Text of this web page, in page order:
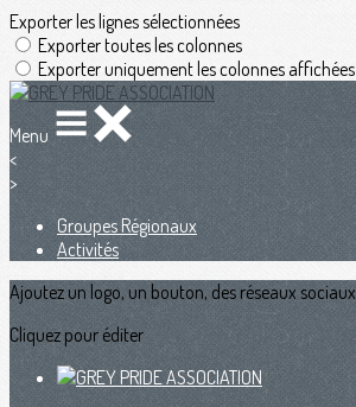
Exporter les lignes sélectionnées
Exporter toutes les colonnes
Exporter uniquement les colonnes affichées
Menu
<
>
Groupes Régionaux
Activités
Ajoutez un logo, un bouton, des réseaux sociaux
Cliquez pour éditer